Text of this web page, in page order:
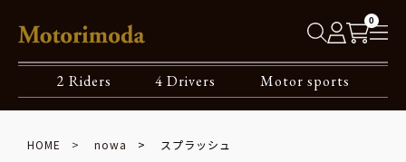
0
2 Riders 4 Drivers Motor sports
HOME nowa スプラッシュ